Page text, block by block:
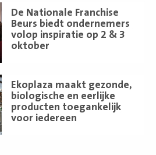
De Nationale Franchise
Beurs biedt ondernemers
volop inspiratie op 2 & 3
oktober
Ekoplaza maakt gezonde,
biologische en eerlijke
producten toegankelijk
voor iedereen